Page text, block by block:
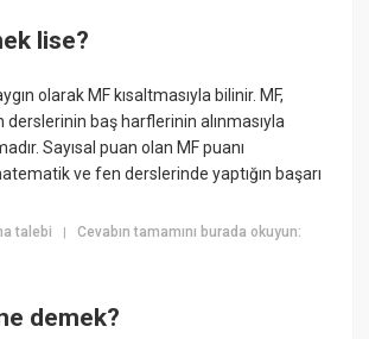
lise?
olarak MF kısaltmasıyla bilinir. MF,
baş harflerinin alınmasıyla
Sayısal puan olan MF puanı
ve fen derslerinde yaptığın başarı
talebi |Cevabın tamamını burada okuyun:
demek?